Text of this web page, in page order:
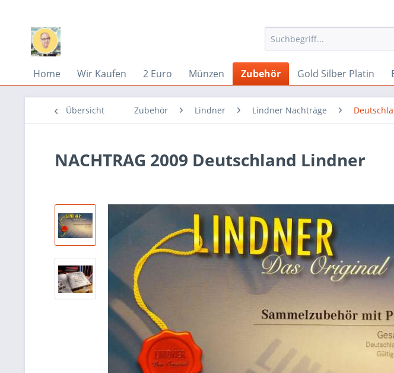
Home Wir Kaufen 2 Euro Münzen Zubehör Gold Silber Platin
Übersicht Zubehör Lindner Lindner Nachträge
NACHTRAG 2009 Deutschland Lindner